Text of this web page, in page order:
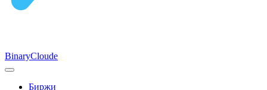
BinaryCloude
Биржи